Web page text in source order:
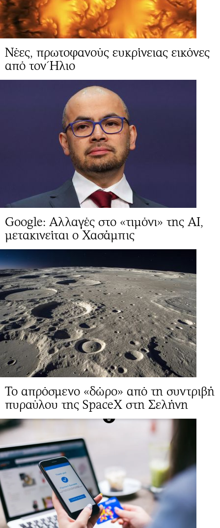
Νέες, πρωτοφανούς ευκρίνειας εικόνες
από τον Ήλιο
Google: Αλλαγές στo «τιμόνι» της ΑΙ,
μετακινείται ο Χασάμπις
Το απρόσμενο «δώρο» από τη συντριβή
πυραύλου της SpaceX στη Σελήνη